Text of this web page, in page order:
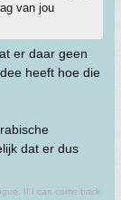
van jou
er daar geen
heeft hoe die
dat er dus
If I can come back